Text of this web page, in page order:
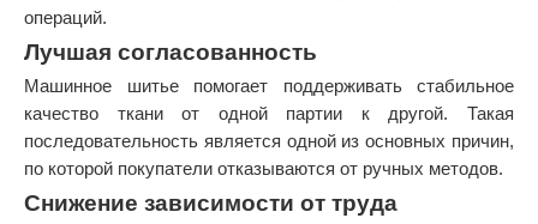
операций.
Лучшая согласованность
Машинное шитье помогает поддерживать стабильное
качество ткани от одной партии к другой. Такая
последовательность является одной из основных причин,
по которой покупатели отказываются от ручных методов.
Снижение зависимости от труда